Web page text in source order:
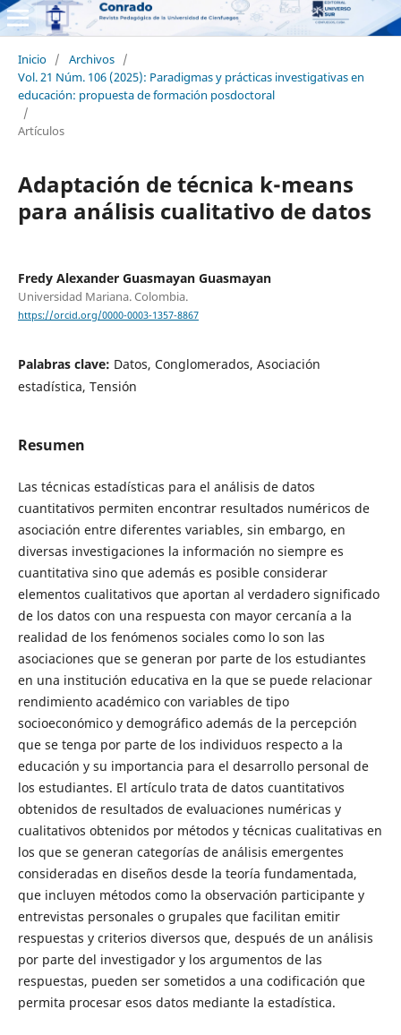
Inicio / Archivos /
Vol. 21 Núm. 106 (2025): Paradigmas y prácticas investigativas en
educación: propuesta de formación posdoctoral
/
Artículos
Adaptación de técnica k-means
para análisis cualitativo de datos
Fredy Alexander Guasmayan Guasmayan
Universidad Mariana. Colombia.
https://orcid.org/0000-0003-1357-8867
Palabras clave: Datos, Conglomerados, Asociación
estadística, Tensión
Resumen
Las técnicas estadísticas para el análisis de datos
cuantitativos permiten encontrar resultados numéricos de
asociación entre diferentes variables, sin embargo, en
diversas investigaciones la información no siempre es
cuantitativa sino que además es posible considerar
elementos cualitativos que aportan al verdadero significado
de los datos con una respuesta con mayor cercanía a la
realidad de los fenómenos sociales como lo son las
asociaciones que se generan por parte de los estudiantes
en una institución educativa en la que se puede relacionar
rendimiento académico con variables de tipo
socioeconómico y demográfico además de la percepción
que se tenga por parte de los individuos respecto a la
educación y su importancia para el desarrollo personal de
los estudiantes. El artículo trata de datos cuantitativos
obtenidos de resultados de evaluaciones numéricas y
cualitativos obtenidos por métodos y técnicas cualitativas en
los que se generan categorías de análisis emergentes
consideradas en diseños desde la teoría fundamentada,
que incluyen métodos como la observación participante y
entrevistas personales o grupales que facilitan emitir
respuestas y criterios diversos que, después de un análisis
por parte del investigador y los argumentos de las
respuestas, pueden ser sometidos a una codificación que
permita procesar esos datos mediante la estadística.